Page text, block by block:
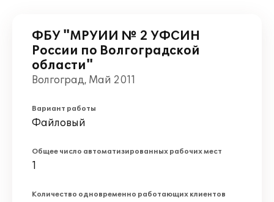
ФБУ "МРУИИ № 2 УФСИН
России по Волгоградской
области"
Волгоград, Май 2011
Вариант работы
Файловый
Общее число автоматизированных рабочих мест
1
Количество одновременно работающих клиентов